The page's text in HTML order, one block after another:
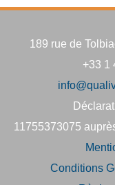
189 rue de
+33 1
11755373075
Conditions